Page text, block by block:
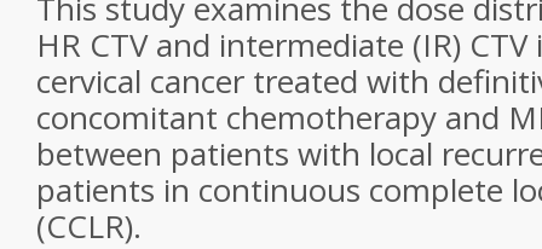
HR CTV and intermediate (IR)
cervical cancer treated with
concomitant chemotherapy and
between patients with local
patients in continuous complete
(CCLR).